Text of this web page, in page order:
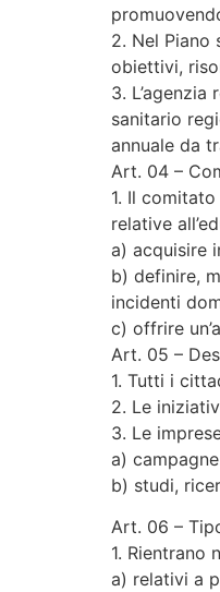
2. Nel
obiettivi,
3.
sanitario
annuale da
Art. 04 –
1. Il
relative
a) acquisire
b) definire,
incidenti
c) offrire
Art. 05 –
1. Tutti i
2. Le
3. Le
a)
b) studi,
Art. 06 –
1. Rientrano
a) relativi a